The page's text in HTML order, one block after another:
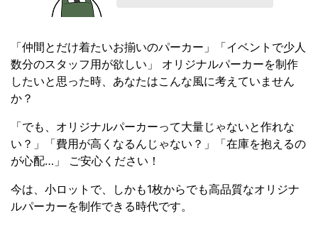
「仲間とだけ着たいお揃いのパーカー」「イベントで少人
数分のスタッフ用が欲しい」 オリジナルパーカーを制作
したいと思った時、あなたはこんな風に考えていません
か？
「でも、オリジナルパーカーって大量じゃないと作れな
い？」「費用が高くなるんじゃない？」「在庫を抱えるの
が心配…」 ご安心ください！
今は、小ロットで、しかも1枚からでも高品質なオリジナ
ルパーカーを制作できる時代です。